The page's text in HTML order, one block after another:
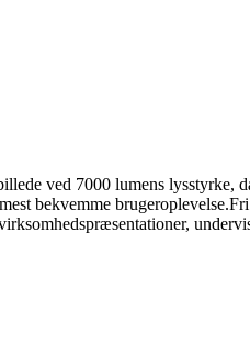
ved 7000 lumens lysstyrke,
bekvemme